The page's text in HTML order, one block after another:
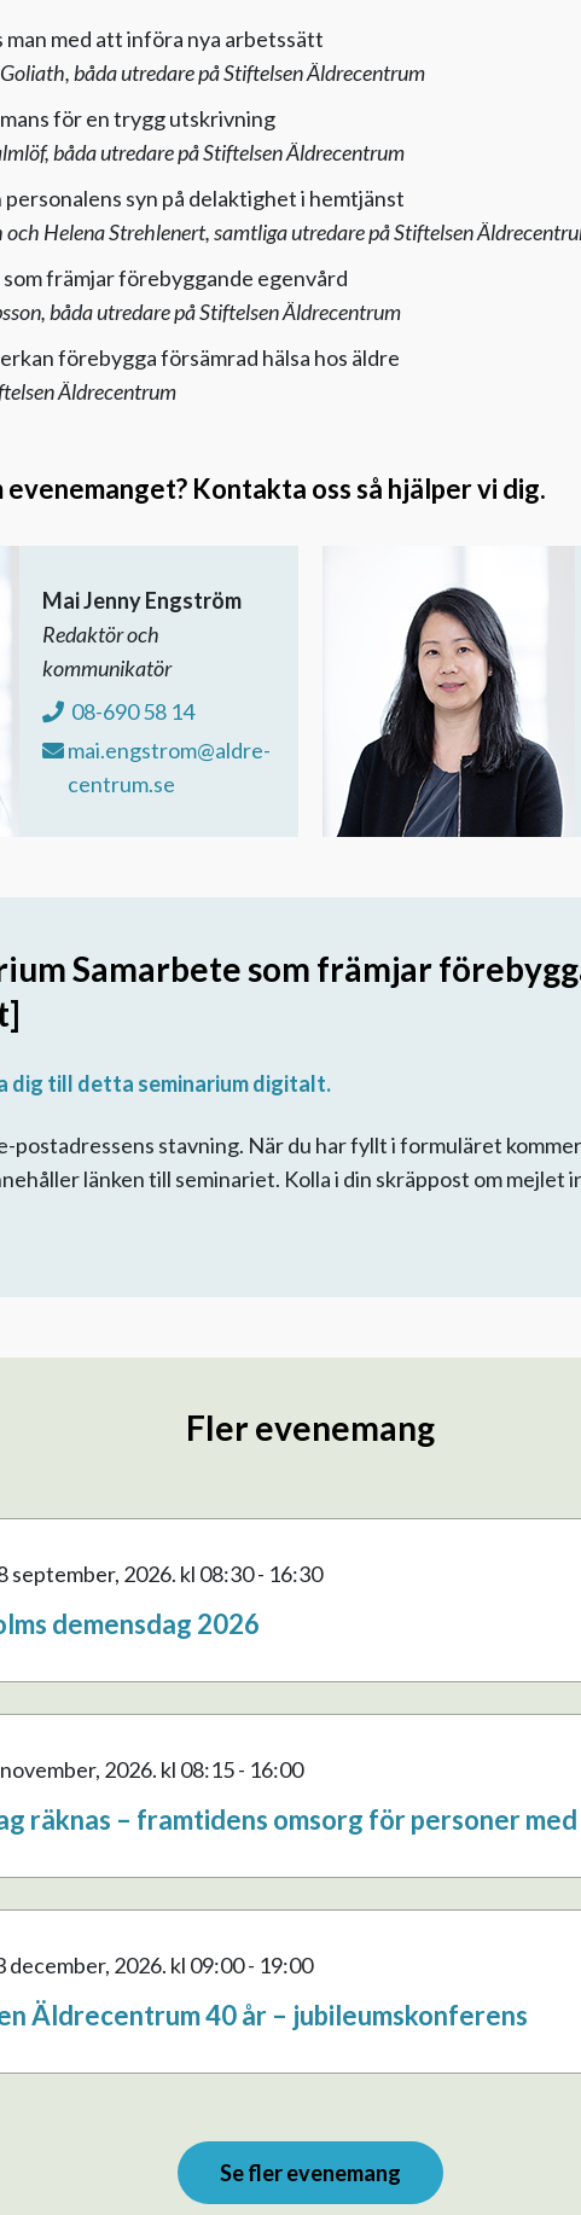
man med att införa nya arbetssätt
båda utredare på Stiftelsen Äldrecentrum
för en trygg utskrivning
båda utredare på Stiftelsen Äldrecentrum
personalens syn på delaktighet i hemtjänst
och Helena Strehlenert, samtliga utredare på Stiftelsen
som främjar förebyggande egenvård
båda utredare på Stiftelsen Äldrecentrum
förebygga försämrad hälsa hos äldre
Äldrecentrum
Kontakta oss så hjälper vi dig.
Mai Jenny Engström
Redaktör och
kommunikatör
08-690 58 14
mai.engstrom@aldre-
centrum.se
Samarbete som främjar
dig till detta seminarium digitalt.
postadressens stavning. När du har fyllt i formuläret
länken till seminariet. Kolla i din skräppost om mejlet
Fler evenemang
september, 2026. kl 08:30 - 16:30
demensdag 2026
2026. kl 08:15 - 16:00
räknas – framtidens omsorg för personer
december, 2026. kl 09:00 - 19:00
Äldrecentrum 40 år – jubileumskonferens
Se fler evenemang